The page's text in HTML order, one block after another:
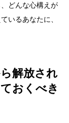
どんな心構えが
いるあなたに、
解放され
おくべき